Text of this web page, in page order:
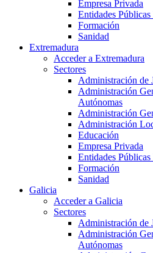
Empresa Privada
Entidades Públicas
Formación
Sanidad
Extremadura
Acceder a Extremadura
Sectores
Administración de
Administración
Autónomas
Administración
Administración
Educación
Empresa Privada
Entidades Públicas
Formación
Sanidad
Galicia
Acceder a Galicia
Sectores
Administración de
Administración
Autónomas